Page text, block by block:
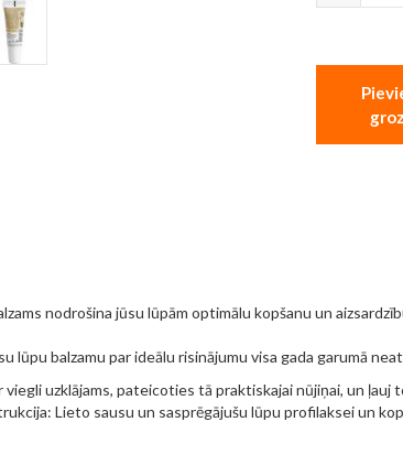
nodrošina jūsu lūpām optimālu kopšanu un
lūpu balzamu par ideālu risinājumu visa gada garumā
viegli uzklājams, pateicoties tā praktiskajai nūjiņai, un ļauj
Lieto sausu un sasprēgājušu lūpu profilaksei un